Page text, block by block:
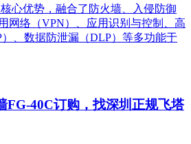
心优势，融合了防火墙、入侵防御
网络（VPN）、应用识别与控制、高
、数据防泄漏（DLP）等多功能于
FG-40C订购，找深圳正规飞塔